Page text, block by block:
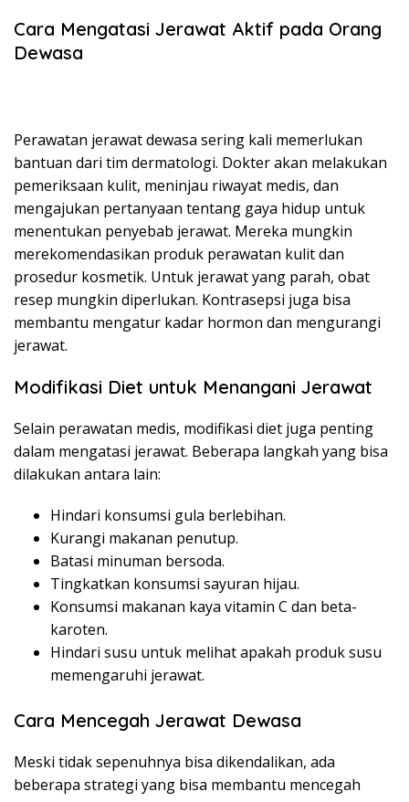
Cara Mengatasi Jerawat Aktif pada Orang
Dewasa
Perawatan jerawat dewasa sering kali memerlukan
bantuan dari tim dermatologi. Dokter akan melakukan
pemeriksaan kulit, meninjau riwayat medis, dan
mengajukan pertanyaan tentang gaya hidup untuk
menentukan penyebab jerawat. Mereka mungkin
merekomendasikan produk perawatan kulit dan
prosedur kosmetik. Untuk jerawat yang parah, obat
resep mungkin diperlukan. Kontrasepsi juga bisa
membantu mengatur kadar hormon dan mengurangi
jerawat.
Modifikasi Diet untuk Menangani Jerawat
Selain perawatan medis, modifikasi diet juga penting
dalam mengatasi jerawat. Beberapa langkah yang bisa
dilakukan antara lain:
Hindari konsumsi gula berlebihan.
Kurangi makanan penutup.
Batasi minuman bersoda.
Tingkatkan konsumsi sayuran hijau.
Konsumsi makanan kaya vitamin C dan beta-
karoten.
Hindari susu untuk melihat apakah produk susu
memengaruhi jerawat.
Cara Mencegah Jerawat Dewasa
Meski tidak sepenuhnya bisa dikendalikan, ada
beberapa strategi yang bisa membantu mencegah